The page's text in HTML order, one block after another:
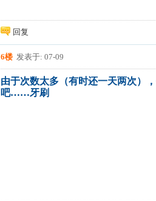
回复
6楼 发表于: 07-09
由于次数太多（有时还一天两次）
吧……牙刷